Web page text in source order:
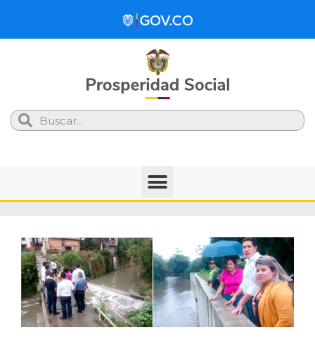
Search